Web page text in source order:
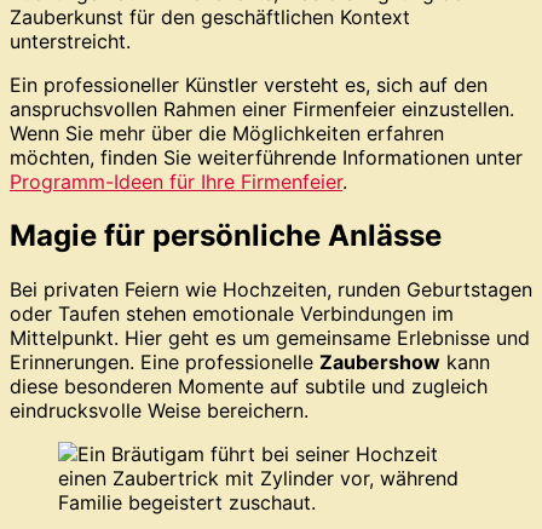
Zauberkunst für den geschäftlichen Kontext
unterstreicht.
Ein professioneller Künstler versteht es, sich auf den
anspruchsvollen Rahmen einer Firmenfeier einzustellen.
Wenn Sie mehr über die Möglichkeiten erfahren
möchten, finden Sie weiterführende Informationen unter
Programm-Ideen für Ihre Firmenfeier.
Magie für persönliche Anlässe
Bei privaten Feiern wie Hochzeiten, runden Geburtstagen
oder Taufen stehen emotionale Verbindungen im
Mittelpunkt. Hier geht es um gemeinsame Erlebnisse und
Erinnerungen. Eine professionelle Zaubershow kann
diese besonderen Momente auf subtile und zugleich
eindrucksvolle Weise bereichern.